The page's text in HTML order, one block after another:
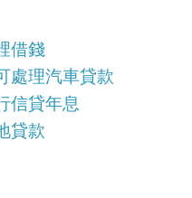
借錢
處理汽車貸款
信貸年息
貸款